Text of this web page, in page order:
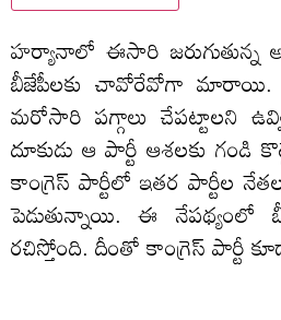
హర్యానాలో ఈసారి జరుగుతున్న
బీజేపీలకు చావోరేవోగా మారాయి.
మరోసారి పగ్గాలు చేపట్టాలని
దూకుడు ఆ పార్టీ ఆశలకు
కాంగ్రెస్ పార్టీలో ఇతర పార్టీల
పెడుతున్నాయి. ఈ నేపథ్యంలో
రచిస్తోంది. దీంతో కాంగ్రెస్ పార్టీ